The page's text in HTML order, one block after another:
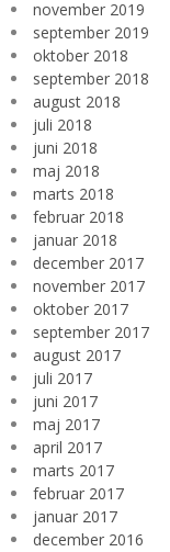
november 2019
september 2019
oktober 2018
september 2018
august 2018
juli 2018
juni 2018
maj 2018
marts 2018
februar 2018
januar 2018
december 2017
november 2017
oktober 2017
september 2017
august 2017
juli 2017
juni 2017
maj 2017
april 2017
marts 2017
februar 2017
januar 2017
december 2016